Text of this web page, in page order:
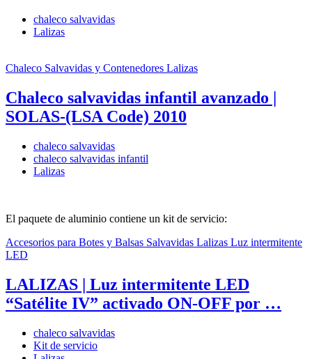
chaleco salvavidas
Lalizas
Chaleco Salvavidas y Contenedores Lalizas
Chaleco salvavidas infantil avanzado |
SOLAS-(LSA Code) 2010
chaleco salvavidas
chaleco salvavidas infantil
Lalizas
El paquete de aluminio contiene un kit de servicio:
Accesorios para Botes y Balsas Salvavidas Lalizas Luz intermitente
LED
LALIZAS | Luz intermitente LED
“Satélite IV” activado ON-OFF por …
chaleco salvavidas
Kit de servicio